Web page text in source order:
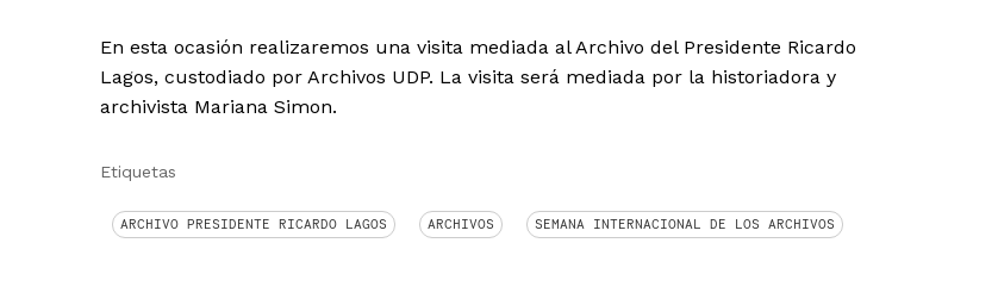
En esta ocasión realizaremos una visita mediada al Archivo del Presidente Ricardo
Lagos, custodiado por Archivos UDP. La visita será mediada por la historiadora y
archivista Mariana Simon.
Etiquetas
ARCHIVO PRESIDENTE RICARDO LAGOS ARCHIVOS SEMANA INTERNACIONAL DE LOS ARCHIVOS